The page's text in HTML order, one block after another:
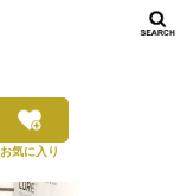
お気に入り